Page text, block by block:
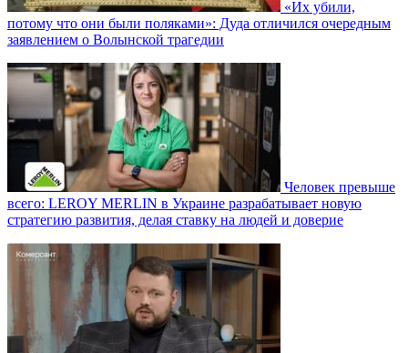
«Их убили,
потому что они были поляками»: Дуда отличился очередным
заявлением о Волынской трагедии
Человек превыше
всего: LEROY MERLIN в Украине разрабатывает новую
стратегию развития, делая ставку на людей и доверие